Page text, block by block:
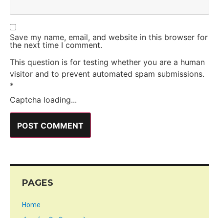
Save my name, email, and website in this browser for
the next time I comment.
This question is for testing whether you are a human
visitor and to prevent automated spam submissions.
*
Captcha loading...
PAGES
Home